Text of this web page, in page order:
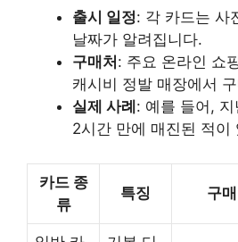
출시 일정: 각 카드는 사
날짜가 알려집니다.
구매처 : 주요 온라인 쇼
캐시비 정발 매장에서
실제 사례 : 예를 들어,
2시간 만에 매진된 적이
카드 종
류
특징 구